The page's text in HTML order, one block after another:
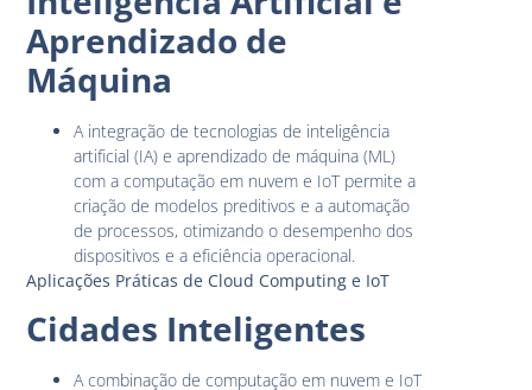
Aprendizado de
Máquina
A integração de tecnologias de inteligência
artificial (IA) e aprendizado de máquina (ML)
com a computação em nuvem e IoT permite a
criação de modelos preditivos e a automação
de processos, otimizando o desempenho dos
dispositivos e a eficiência operacional.
Aplicações Práticas de Cloud Computing e IoT
Cidades Inteligentes
A combinação de computação em nuvem e IoT